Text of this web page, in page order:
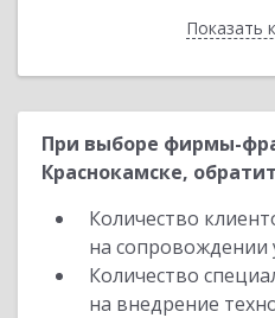
Показать
При выборе фирмы-
Краснокамске,
Количество
на сопровождении
Количество
на внедрение